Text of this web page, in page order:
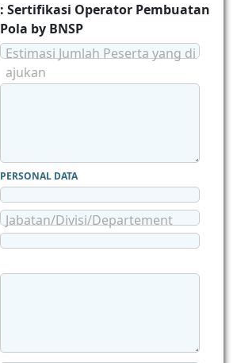
: Sertifikasi Operator Pembuatan
Pola by BNSP
Estimasi Jumlah Peserta yang di
ajukan
PERSONAL DATA
Jabatan/Divisi/Departement